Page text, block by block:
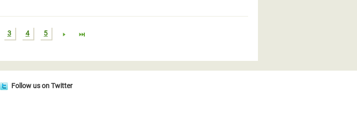
3 4 5
Follow us on Twitter